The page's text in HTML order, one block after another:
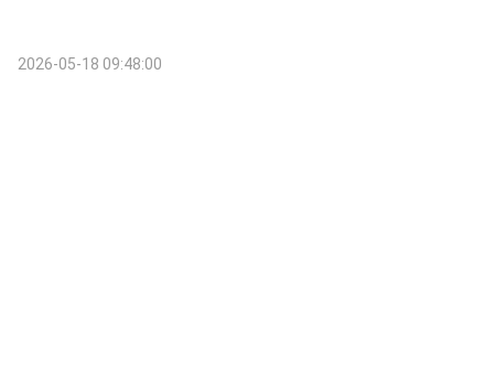
2026-05-18 09:48:00